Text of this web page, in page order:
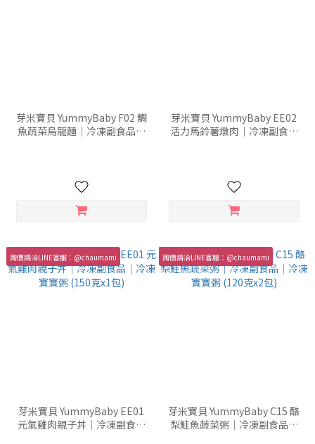
芽米寶貝 YummyBaby F02 鯛
魚蔬菜烏龍麵｜冷凍副食品｜
芽米寶貝 YummyBaby EE02
活力馬鈴薯燉肉｜冷凍副食品
詢價請洽LINE客服：@chaumami
芽米寶貝 YummyBaby EE01
元氣雞肉親子丼｜冷凍副食品
詢價請洽LINE客服：@chaumami
芽米寶貝 YummyBaby C15 酪
梨鮭魚蔬菜粥｜冷凍副食品｜